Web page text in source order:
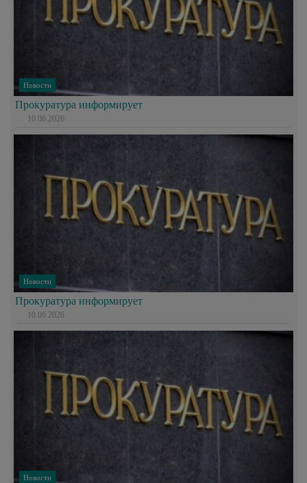
Новости
Прокуратура информирует
10.06.2026
Новости
Прокуратура информирует
10.06.2026
Новости